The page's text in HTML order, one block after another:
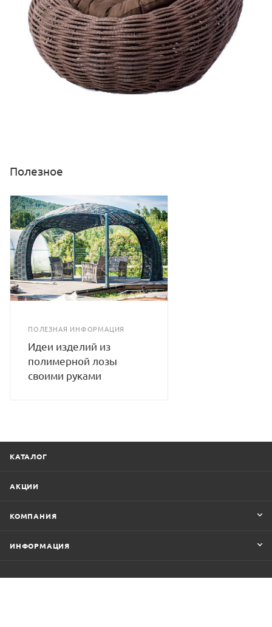
Полезное
ПОЛЕЗНАЯ ИНФОРМАЦИЯ
Идеи изделий из
полимерной лозы
своими руками
КАТАЛОГ
АКЦИИ
КОМПАНИЯ
ИНФОРМАЦИЯ